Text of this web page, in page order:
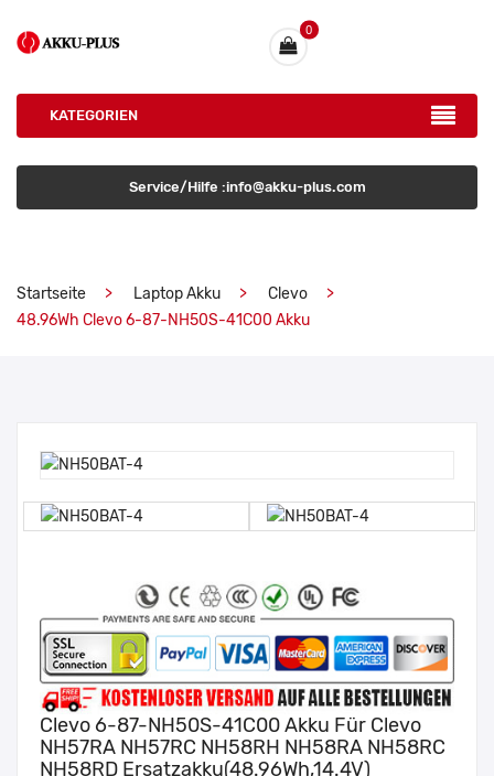
0
KATEGORIEN
Service/Hilfe :info@akku-plus.com
Startseite Laptop Akku
Clevo
48.96Wh Clevo 6-87-NH50S-41C00 Akku
Clevo 6-87-NH50S-41C00 Akku Für Clevo
NH57RA NH57RC NH58RH NH58RA NH58RC
NH58RD Ersatzakku(48.96Wh,14.4V)